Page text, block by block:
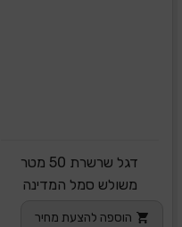
דגל שרשרת 50 מטר
משולש סמל המדינה
הוספה להצעת מחיר